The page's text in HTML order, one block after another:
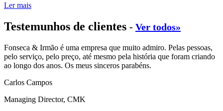
Ler mais
Testemunhos de clientes - Ver todos»
Fonseca & Irmão é uma empresa que muito admiro. Pelas pessoas,
pelo serviço, pelo preço, até mesmo pela história que foram criando
ao longo dos anos. Os meus sinceros parabéns.
Carlos Campos
Managing Director, CMK